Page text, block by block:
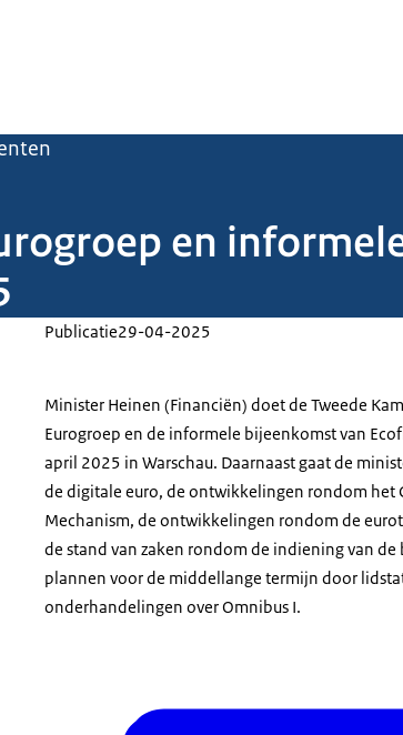
en
Publicatie29-04-2025
Minister Heinen (Financiën) doet de Tweede
Eurogroep en de informele bijeenkomst van
april 2025 in Warschau. Daarnaast gaat de
de digitale euro, de ontwikkelingen rondom het
Mechanism, de ontwikkelingen rondom de
de stand van zaken rondom de indiening van
plannen voor de middellange termijn door
onderhandelingen over Omnibus I.